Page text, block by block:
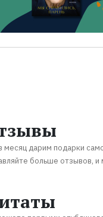
месяц дарим подарки
больше отзывов, и